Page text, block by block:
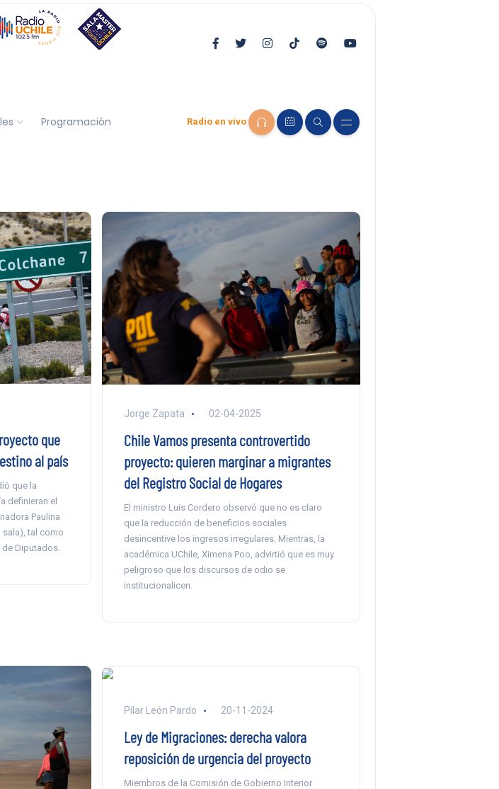
Programación Radio en vivo
que
al país
que la
definieran el
Paulina
sala), tal como
de Diputados.
Jorge Zapata 02-04-2025
Chile Vamos presenta controvertido
proyecto: quieren marginar a migrantes
del Registro Social de Hogares
El ministro Luis Cordero observó que no es claro
que la reducción de beneficios sociales
desincentive los ingresos irregulares. Mientras, la
académica UChile, Ximena Poo, advirtió que es muy
peligroso que los discursos de odio se
institucionalicen.
Pilar León Pardo 20-11-2024
Ley de Migraciones: derecha valora
reposición de urgencia del proyecto
Miembros de la Comisión de Gobierno Interior